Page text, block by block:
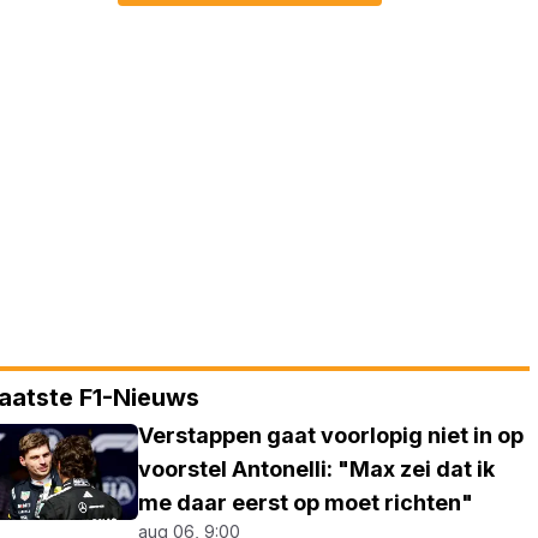
F1-Nieuws
Verstappen gaat voorlopig niet in op
voorstel Antonelli: "Max zei dat ik
me daar eerst op moet richten"
aug 06, 9:00